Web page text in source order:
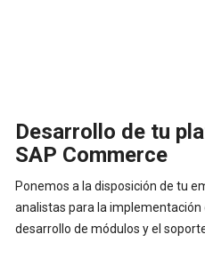
Desarrollo de tu
SAP Commerce
Ponemos a la disposición de tu
analistas para la implementación
desarrollo de módulos y el